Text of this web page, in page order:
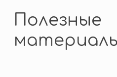
НАПРАВЛЕНИЯ
Поиск по сайту
Пластическая хирургия